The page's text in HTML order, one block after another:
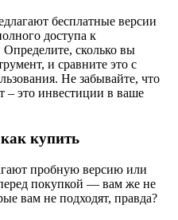
бесплатные версии
доступа к
сколько вы
и сравните это с
Не забывайте, что
– это инвестиции в ваше
купить
пробную версию или
покупкой — вам же не
вам не подходят, правда?